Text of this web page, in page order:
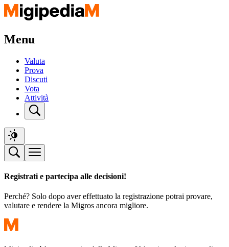
Menu
Valuta
Prova
Discuti
Vota
Attività
Registrati e partecipa alle decisioni!
Perché? Solo dopo aver effettuato la registrazione potrai provare,
valutare e rendere la Migros ancora migliore.